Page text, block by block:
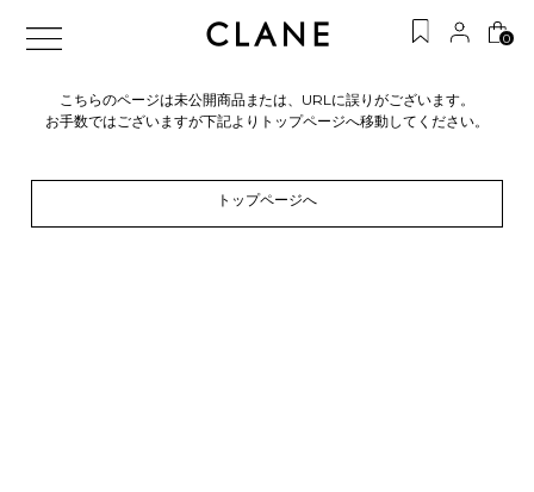
0
こちらのページは未公開商品または、URLに誤りがございます。
お手数ではございますが下記よりトップページへ移動してください。
トップページへ